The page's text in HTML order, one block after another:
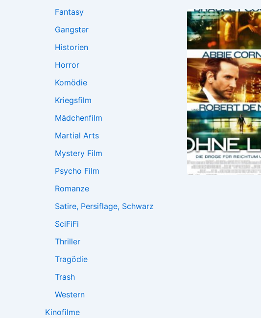
Fantasy
Gangster
Historien
Horror
Komödie
Kriegsfilm
Mädchenfilm
Martial Arts
Mystery Film
Psycho Film
Romanze
Satire, Persiflage, Schwarz
SciFiFi
Thriller
Tragödie
Trash
Western
Kinofilme